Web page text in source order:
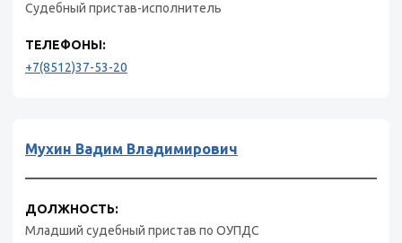
Судебный пристав-исполнитель
ТЕЛЕФОНЫ:
+7(8512)37-53-20
Мухин Вадим Владимирович
ДОЛЖНОСТЬ:
Младший судебный пристав по ОУПДС